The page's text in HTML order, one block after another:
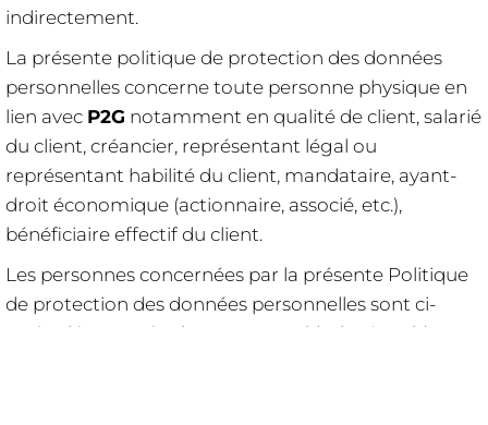
indirectement.
La présente politique de protection des données
personnelles concerne toute personne physique en
lien avec P2G notamment en qualité de client, salarié
du client, créancier, représentant légal ou
représentant habilité du client, mandataire, ayant-
droit économique (actionnaire, associé, etc.),
bénéficiaire effectif du client.
Les personnes concernées par la présente Politique
de protection des données personnelles sont ci-
après dénommées les "Personne(s) Physique(s)".